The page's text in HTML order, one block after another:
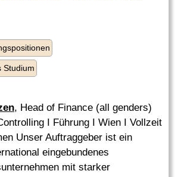
Studium
, Head of Finance (all genders)
I Führung I Wien I Vollzeit
Unser Auftraggeber ist ein
eingebundenes
mit starker